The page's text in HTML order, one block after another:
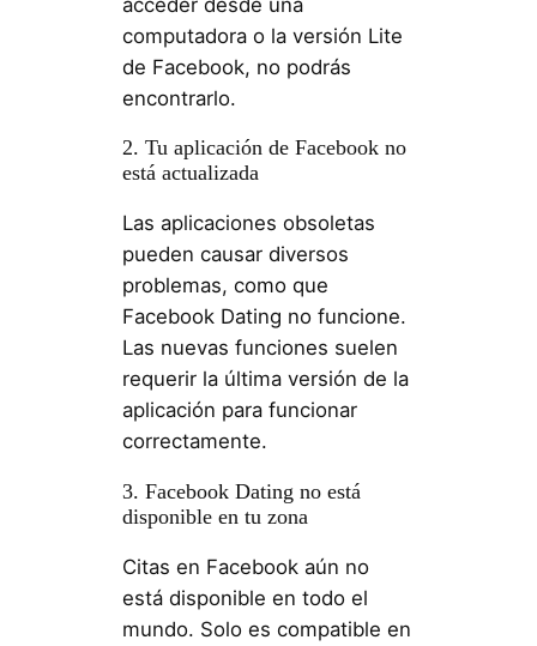
computadora o la versión Lite
de Facebook, no podrás
encontrarlo.
2. Tu aplicación de Facebook no
está actualizada
Las aplicaciones obsoletas
pueden causar diversos
problemas, como que
Facebook Dating no funcione.
Las nuevas funciones suelen
requerir la última versión de la
aplicación para funcionar
correctamente.
3. Facebook Dating no está
disponible en tu zona
Citas en Facebook aún no
está disponible en todo el
mundo. Solo es compatible en